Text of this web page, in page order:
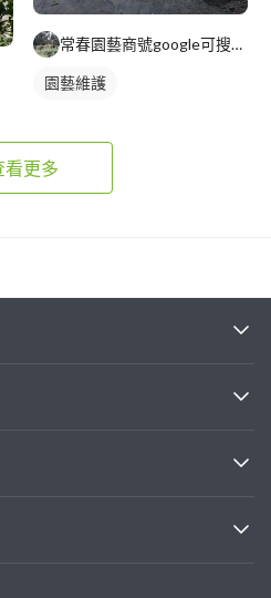
常春園藝商號google可搜尋到:統編79855748
園藝維護
看更多